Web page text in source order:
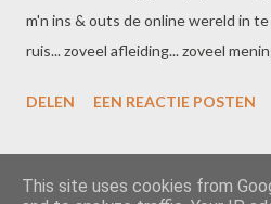
m'n ins & outs de online wereld in te
ruis... zoveel afleiding... zoveel
sinds corona, sinds de Grote
DELEN EEN REACTIE POSTEN
This site uses cookies from